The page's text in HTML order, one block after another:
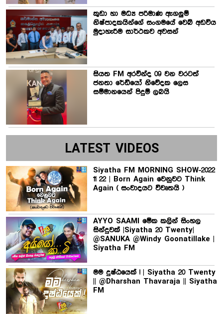
කුඩා හා මධ්‍ය පරිමාණ ඇගලුම්
නිෂ්පාදකයින්ගේ සංගමයේ වෙබ් අඩවිය
මුදාහැරීම සාර්ථකව අවසන්
සියත FM අරවින්ද 09 වන වරටත්
ජනතා රේඩියෝ නිවේදක ලෙස
සම්මානයෙන් පිදුම් ලබයි
LATEST VIDEOS
Siyatha FM MORNING SHOW-2022
11 22 | Born Again වෙනුවට Think
Again ( සංවාදයට විවෘතයි )
AYYO SAAMI මේක කලින් සිංහල
සින්දුවක් |Siyatha 20 Twenty|
@SANUKA @Windy Goonatillake |
Siyatha FM
මම දුෂ්ඨයෙක් ! | Siyatha 20 Twenty
|| @Dharshan Thavaraja || Siyatha
FM